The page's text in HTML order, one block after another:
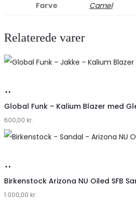
Farve
Camel
Relaterede varer
hos
Lykke
by
Global Funk – Kalium Blazer med
600,00 kr.
hos
Lykke
Birkenstock Arizona NU Oiled SFB
1.000,00 kr.